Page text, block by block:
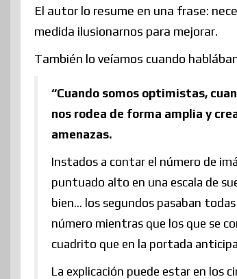
El autor lo resume en una frase:
medida ilusionarnos para mejorar.
También lo veíamos cuando
“Cuando somos optimistas,
nos rodea de forma amplia y
amenazas.
Instados a contar el número de
puntuado alto en una escala de
bien… los segundos pasaban
número mientras que los que se
cuadrito que en la portada
La explicación puede estar en los